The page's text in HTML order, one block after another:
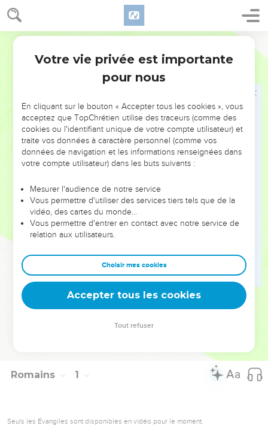
Romains
peuvent être déclarés justes par la foi (3.21-31). Ainsi le fut
*Abraham (ch. 4). Les hommes condamnés en Adam ne
peuvent être déclarés justes qu’en Christ (ch. 5). Dans les
chapitres 6 et 7, Paul répond aux objections des adversaires
de l’Evangile. Il clarifie, en particulier, le rôle de la *Loi : «
sainte » et « bonne », elle a donné à l’homme la
la Loi, qui lui fait faire le mal (7.13-25). Quant à l’Esprit (ch. 8),
il fait de nous des fils de Dieu et vient à notre secours.
Les chapitres 9 à 11 sont consacrés au sort d’*Israël dans le
plan du salut divin : la majorité des Juifs ont rejeté
peuple (ch. 11) et il fait cette mystérieuse promesse : « Tout
Israël sera *sauvé » (v.26).
Les chapitres 12 à 15 forment un tout. L’*apôtre termine sa
les relations dans l’Eglise (12.1-16 ; 13.8 à 15.7) et hors de
l’Eglise (12.17 à 13.7) : elles doivent porter la marque de
l’amour.
permission. All rights reserved worldwide.
Romains 1
Seuls les Évangiles sont disponibles en vidéo pour le moment.
Votre vie privée est importante
pour nous
En cliquant sur le bouton « Accepter tous les cookies », vous
acceptez que TopChrétien utilise des traceurs (comme des
cookies ou l'identifiant unique de votre compte utilisateur) et
traite vos données à caractère personnel (comme vos
données de navigation et les informations renseignées dans
votre compte utilisateur) dans les buts suivants :
Mesurer l'audience de notre service
Vous permettre d'utiliser des services tiers tels que de la
vidéo, des cartes du monde…
Vous permettre d'entrer en contact avec notre service de
relation aux utilisateurs.
Choisir mes cookies
Accepter tous les cookies
Tout refuser